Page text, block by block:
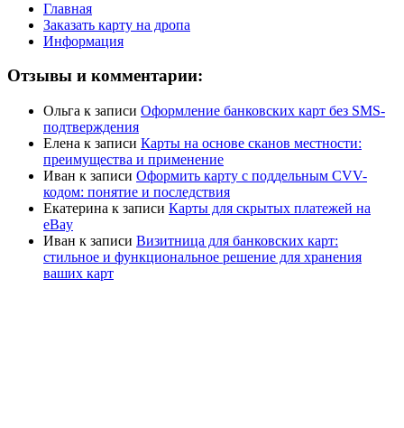
Главная
Заказать карту на дропа
Информация
Отзывы и комментарии:
Ольга к записи Оформление банковских карт без SMS-
подтверждения
Елена к записи Карты на основе сканов местности:
преимущества и применение
Иван к записи Оформить карту с поддельным CVV-
кодом: понятие и последствия
Екатерина к записи Карты для скрытых платежей на
eBay
Иван к записи Визитница для банковских карт:
стильное и функциональное решение для хранения
ваших карт